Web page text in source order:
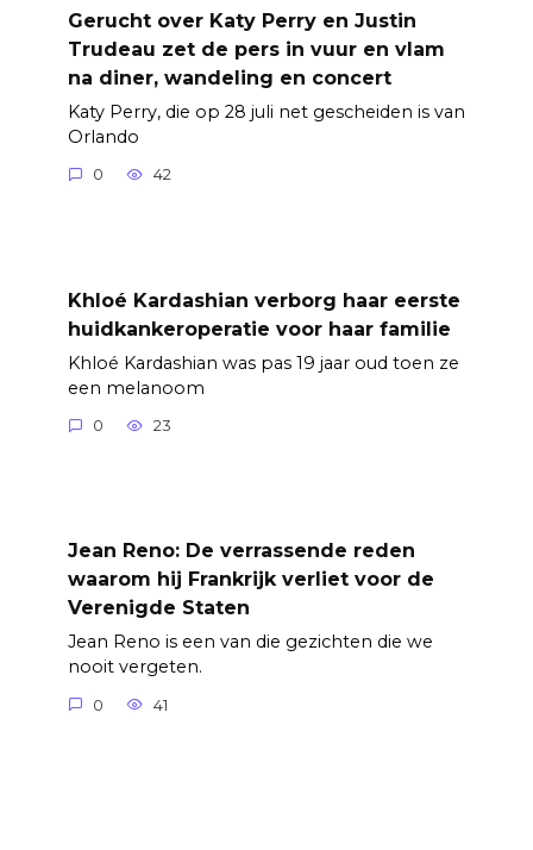
Gerucht over Katy Perry en Justin
Trudeau zet de pers in vuur en vlam
na diner, wandeling en concert
Katy Perry, die op 28 juli net gescheiden is van
Orlando
0 42
Khloé Kardashian verborg haar eerste
huidkankeroperatie voor haar familie
Khloé Kardashian was pas 19 jaar oud toen ze
een melanoom
0 23
Jean Reno: De verrassende reden
waarom hij Frankrijk verliet voor de
Verenigde Staten
Jean Reno is een van die gezichten die we
nooit vergeten.
0 41